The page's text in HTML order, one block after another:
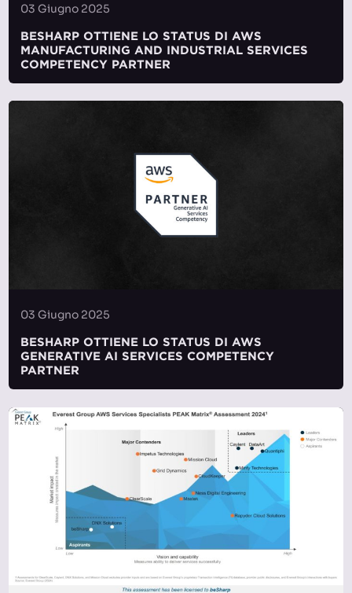
03 Giugno 2025
BESHARP OTTIENE LO STATUS DI AWS
MANUFACTURING AND INDUSTRIAL SERVICES
COMPETENCY PARTNER
03 Giugno 2025
BESHARP OTTIENE LO STATUS DI AWS
GENERATIVE AI SERVICES COMPETENCY
PARTNER